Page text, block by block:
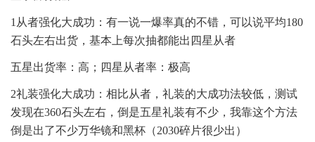
1从者强化大成功：有一说一爆率真的不错，可以说平均180
石头左右出货，基本上每次抽都能出四星从者
五星出货率：高；四星从者率：极高
2礼装强化大成功：相比从者，礼装的大成功法较低，测试
发现在360石头左右，倒是五星礼装有不少，我靠这个方法
倒是出了不少万华镜和黑杯（2030碎片很少出）